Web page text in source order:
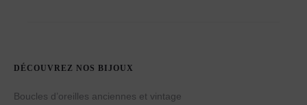
DÉCOUVREZ NOS BIJOUX
Boucles d’oreilles anciennes et vintage